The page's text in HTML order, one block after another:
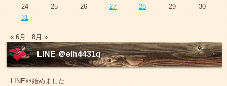
24
25 26 27 28 29
30
31
« 6月 8月 »
LINE ＠elh4431q
LINE＠始めました